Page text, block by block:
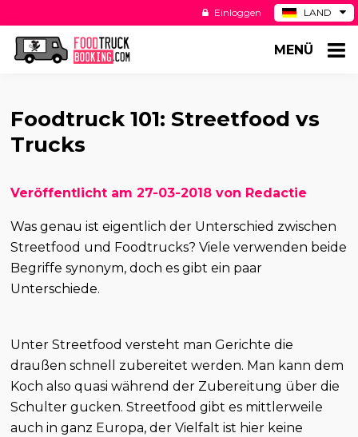
LAND
ES
Einloggen
MENÜ
Foodtruck 101: Streetfood vs
Trucks
Veröffentlicht am 27-03-2018 von Redactie
Was genau ist eigentlich der Unterschied zwischen
Streetfood und Foodtrucks? Viele verwenden beide
Begriffe synonym, doch es gibt ein paar
Unterschiede.
Unter Streetfood versteht man Gerichte die
draußen schnell zubereitet werden. Man kann dem
Koch also quasi während der Zubereitung über die
Schulter gucken. Streetfood gibt es mittlerweile
auch in ganz Europa, der Vielfalt ist hier keine